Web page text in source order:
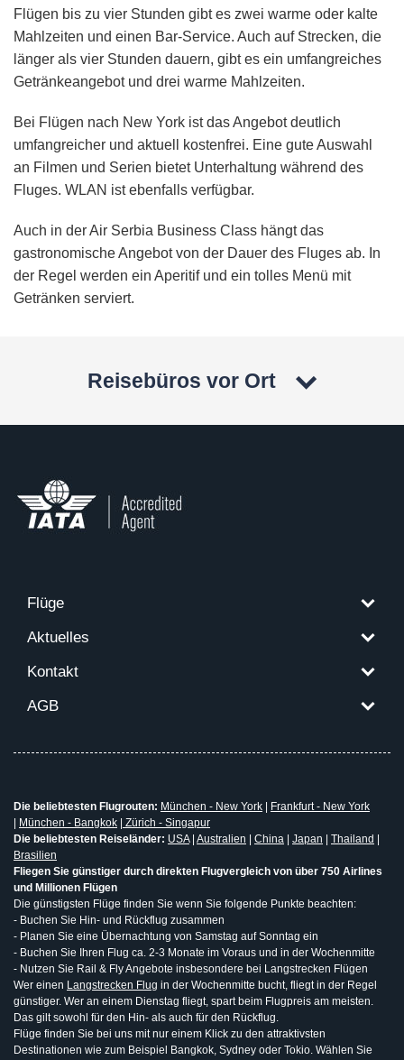
Flügen bis zu vier Stunden gibt es zwei warme oder kalte
Mahlzeiten und einen Bar-Service. Auch auf Strecken, die
länger als vier Stunden dauern, gibt es ein umfangreiches
Getränkeangebot und drei warme Mahlzeiten.
Bei Flügen nach New York ist das Angebot deutlich
umfangreicher und aktuell kostenfrei. Eine gute Auswahl
an Filmen und Serien bietet Unterhaltung während des
Fluges. WLAN ist ebenfalls verfügbar.
Auch in der Air Serbia Business Class hängt das
gastronomische Angebot von der Dauer des Fluges ab. In
der Regel werden ein Aperitif und ein tolles Menü mit
Getränken serviert.
Reisebüros vor Ort
Flüge
Aktuelles
Kontakt
AGB
Die beliebtesten Flugrouten: München - New York
Frankfurt - New York
München - Bangkok
Zürich - Singapur
Die beliebtesten Reiseländer: USA| Australien China Japan Thailand
Brasilien
Fliegen Sie günstiger durch direkten Flugvergleich von über 750 Airlines
und Millionen Flügen
Die günstigsten Flüge finden Sie wenn Sie folgende Punkte beachten:
- Buchen Sie Hin- und Rückflug zusammen
- Planen Sie eine Übernachtung von Samstag auf Sonntag ein
- Buchen Sie Ihren Flug ca. 2-3 Monate im Voraus und in der Wochenmitte
- Nutzen Sie Rail & Fly Angebote insbesondere bei Langstrecken Flügen
Wer einen Langstrecken Flug in der Wochenmitte bucht, fliegt in der Regel
günstiger. Wer an einem Dienstag fliegt, spart beim Flugpreis am meisten.
Das gilt sowohl für den Hin- als auch für den Rückflug.
Flüge finden Sie bei uns mit nur einem Klick zu den attraktivsten
Destinationen wie zum Beispiel Bangkok, Sydney oder Tokio. Wählen Sie